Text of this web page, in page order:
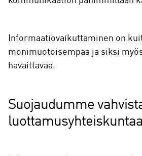
Informaatiovaikuttaminen on
monimuotoisempaa ja siksi
havaittavaa.
Suojaudumme
luottamusyhteiskuntaa